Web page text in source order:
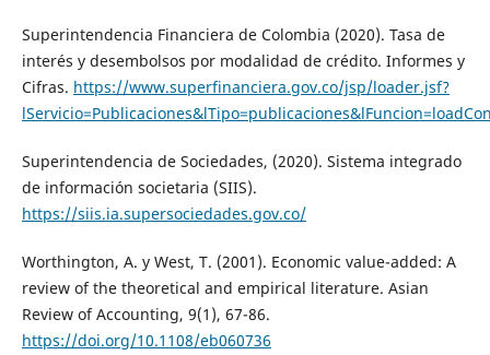
Superintendencia Financiera de Colombia (2020). Tasa de
interés y desembolsos por modalidad de crédito. Informes y
Cifras. https://www.superfinanciera.gov.co/jsp/loader.jsf?
Superintendencia de Sociedades, (2020). Sistema integrado
de información societaria (SIIS).
https://siis.ia.supersociedades.gov.co/
Worthington, A. y West, T. (2001). Economic value-added: A
review of the theoretical and empirical literature. Asian
Review of Accounting, 9(1), 67-86.
https://doi.org/10.1108/eb060736